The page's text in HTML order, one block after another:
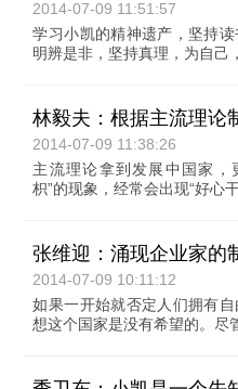
2014-07-09 11:51:57
学习小凯的精神遗产，坚持
明辨是非，坚持真理，为自己
林毅夫：根据主流理论
2014-07-09 11:38:26
主流理论拿到发展中国家，
枳”的现象，经常会出现“好心
张维迎：涌现企业家的
2014-07-09 10:11:12
如果一开始就否定人们拥有
想这个国家是没有希望的。尽